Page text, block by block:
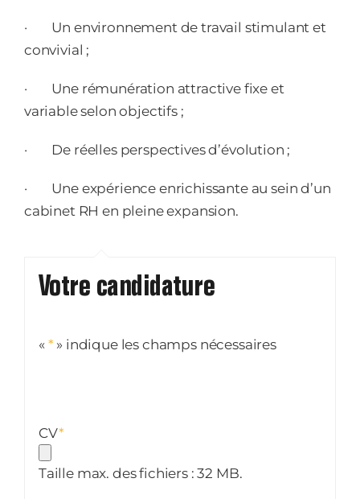
·
Un environnement de travail stimulant et
convivial ;
·
Une rémunération attractive fixe et
variable selon objectifs ;
· De réelles perspectives d’évolution ;
·
Une expérience enrichissante au sein d’un
cabinet RH en pleine expansion.
Votre candidature
« * » indique les champs nécessaires
CV*
Taille max. des fichiers : 32 MB.